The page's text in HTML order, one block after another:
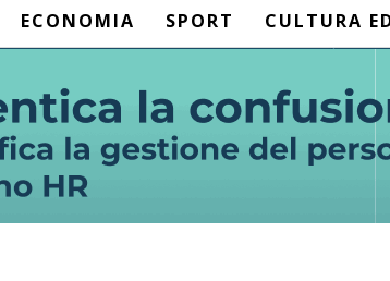
ECONOMIA SPORT CULTURA